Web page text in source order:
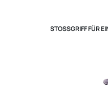
STOSSGRIFF FÜR